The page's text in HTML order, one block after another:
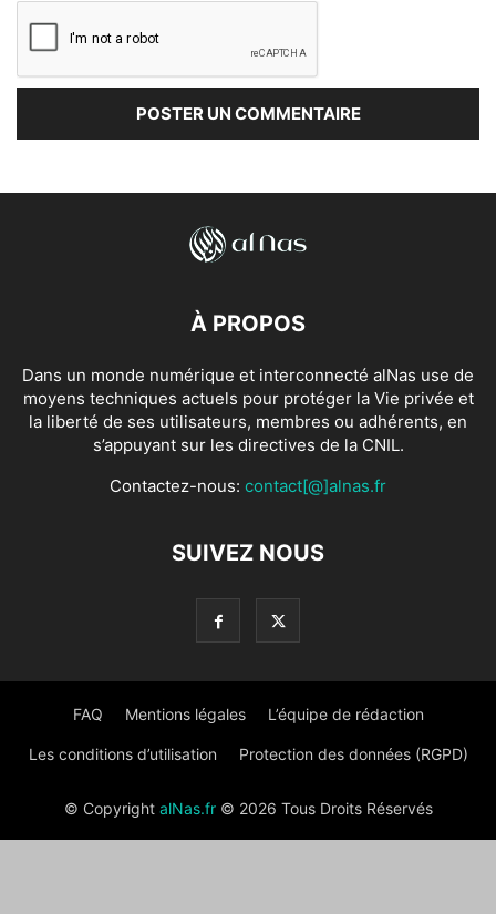
À PROPOS
Dans un monde numérique et interconnecté alNas use de
moyens techniques actuels pour protéger la Vie privée et
la liberté de ses utilisateurs, membres ou adhérents, en
s’appuyant sur les directives de la CNIL.
Contactez-nous: contact[@]alnas.fr
SUIVEZ NOUS
FAQ Mentions légales L’équipe de rédaction
Les conditions d’utilisation Protection des données (RGPD)
© Copyright alNas.fr© 2026 Tous Droits Réservés